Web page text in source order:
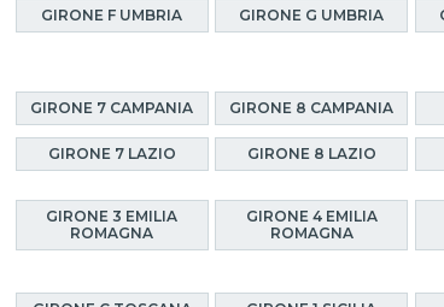
GIRONE F UMBRIA GIRONE G UMBRIA
GIRONE 7 CAMPANIA GIRONE 8 CAMPANIA
GIRONE 7 LAZIO GIRONE 8 LAZIO
GIRONE 3 EMILIA
ROMAGNA
GIRONE 4 EMILIA
ROMAGNA